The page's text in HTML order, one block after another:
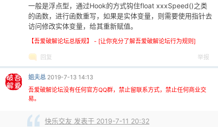
一般是浮点型，通过Hook的方式钩住float xxxSpeed()之类
的函数，进行函数重写，如果是实体变量，则需要使用指针去
访问修改实体变量，给其重新赋值。
【吾爱破解论坛总版规】 - [让你充分了解吾爱破解论坛行为规则]
回复 举报
姐夫总 2019-7-13 14:13
吾爱破解论坛没有任何官方QQ群，禁止留联系方式，禁止任何商业交
易。
快乐交友 发表于 2019-7-11 20:32